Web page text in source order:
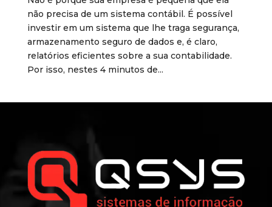
não precisa de um sistema contábil. É possível
investir em um sistema que lhe traga segurança,
armazenamento seguro de dados e, é claro,
relatórios eficientes sobre a sua contabilidade.
Por isso, nestes 4 minutos de...